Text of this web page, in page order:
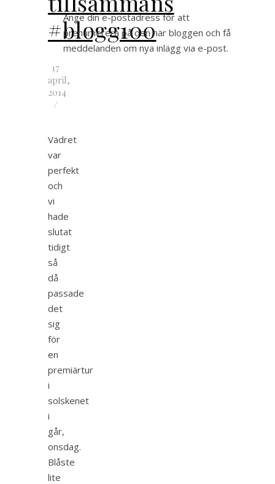
#blogg100
17
april,
2014
/
Vädret
var
perfekt
och
vi
hade
slutat
tidigt
så
då
passade
det
sig
för
en
premiärtur
i
solskenet
i
går,
onsdag.
Blåste
lite
Ange din e-postadress för att
prenumerera på den här bloggen och få
meddelanden om nya inlägg via e-post.